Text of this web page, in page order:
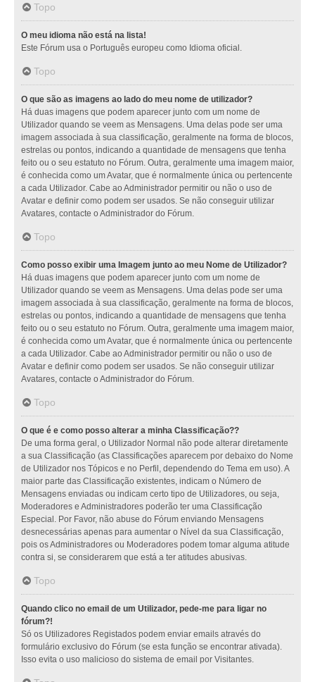
Topo
O meu idioma não está na lista!
Este Fórum usa o Português europeu como Idioma oficial.
Topo
O que são as imagens ao lado do meu nome de utilizador?
Há duas imagens que podem aparecer junto com um nome de
Utilizador quando se veem as Mensagens. Uma delas pode ser uma
imagem associada à sua classificação, geralmente na forma de blocos,
estrelas ou pontos, indicando a quantidade de mensagens que tenha
feito ou o seu estatuto no Fórum. Outra, geralmente uma imagem maior,
é conhecida como um Avatar, que é normalmente única ou pertencente
a cada Utilizador. Cabe ao Administrador permitir ou não o uso de
Avatar e definir como podem ser usados. Se não conseguir utilizar
Avatares, contacte o Administrador do Fórum.
Topo
Como posso exibir uma Imagem junto ao meu Nome de Utilizador?
Há duas imagens que podem aparecer junto com um nome de
Utilizador quando se veem as Mensagens. Uma delas pode ser uma
imagem associada à sua classificação, geralmente na forma de blocos,
estrelas ou pontos, indicando a quantidade de mensagens que tenha
feito ou o seu estatuto no Fórum. Outra, geralmente uma imagem maior,
é conhecida como um Avatar, que é normalmente única ou pertencente
a cada Utilizador. Cabe ao Administrador permitir ou não o uso de
Avatar e definir como podem ser usados. Se não conseguir utilizar
Avatares, contacte o Administrador do Fórum.
Topo
O que é e como posso alterar a minha Classificação??
De uma forma geral, o Utilizador Normal não pode alterar diretamente
a sua Classificação (as Classificações aparecem por debaixo do Nome
de Utilizador nos Tópicos e no Perfil, dependendo do Tema em uso). A
maior parte das Classificação existentes, indicam o Número de
Mensagens enviadas ou indicam certo tipo de Utilizadores, ou seja,
Moderadores e Administradores poderão ter uma Classificação
Especial. Por Favor, não abuse do Fórum enviando Mensagens
desnecessárias apenas para aumentar o Nível da sua Classificação,
pois os Administradores ou Moderadores podem tomar alguma atitude
contra si, se considerarem que está a ter atitudes abusivas.
Topo
Quando clico no email de um Utilizador, pede-me para ligar no
fórum?!
Só os Utilizadores Registados podem enviar emails através do
formulário exclusivo do Fórum (se esta função se encontrar ativada).
Isso evita o uso malicioso do sistema de email por Visitantes.